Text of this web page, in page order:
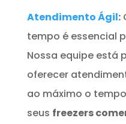
Atendimento Ágil:
tempo é essencial
Nossa equipe está
oferecer
ao máximo o
seus freezers